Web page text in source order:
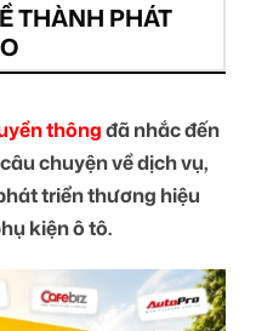
THÀNH PHÁT
thôngđã nhắc đến
chuyện về dịch vụ,
triển thương hiệu
kiện ô tô.